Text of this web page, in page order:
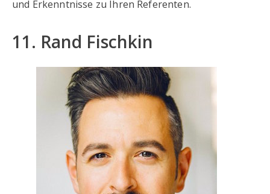
und Erkenntnisse zu Ihren Referenten.
11. Rand Fischkin